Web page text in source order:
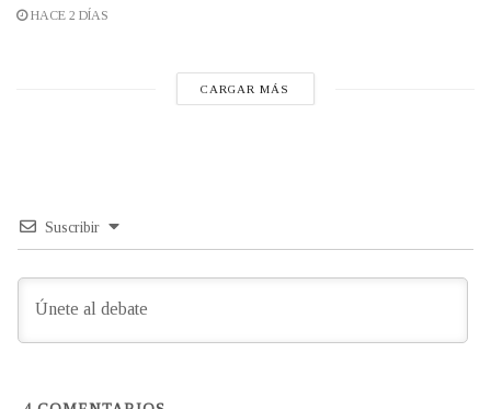
HACE 2 DÍAS
CARGAR MÁS
Suscribir